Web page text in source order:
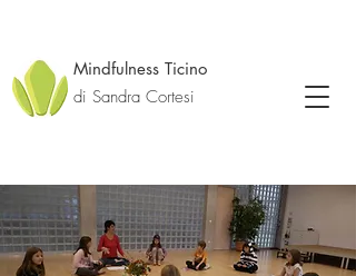
Mindfulness Ticino
di Sandra Cortesi